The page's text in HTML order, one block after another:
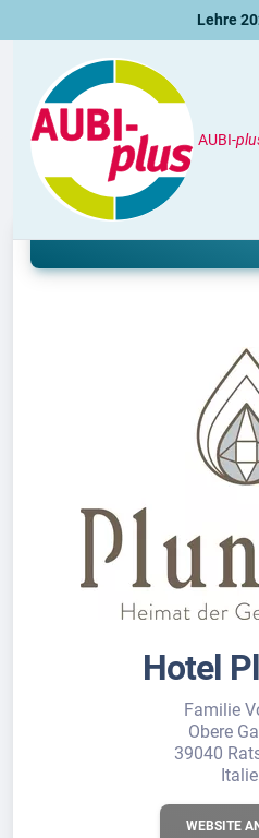
Lehre
AUBI-
Unternehmen / Azienda
Lehre im Hotel
Hotel
Familie
Obere
39040
WEBSITE